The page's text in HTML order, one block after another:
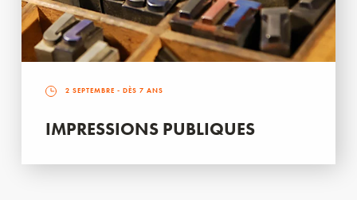
2 SEPTEMBRE - DÈS 7 ANS
IMPRESSIONS PUBLIQUES